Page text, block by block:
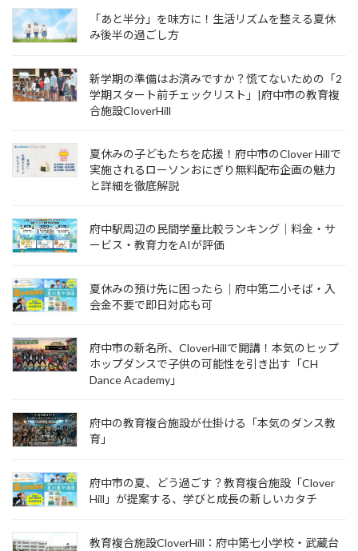
「あと半分」を味方に！生活リズムを整える夏休
み後半の過ごし方
新学期の準備はお済みですか？慌てないための「2
学期スタート前チェックリスト」|府中市の教育複
合施設CloverHill
夏休みの子どもたちを応援！府中市のClover Hillで
実施されるローソンおにぎり無料配布企画の魅力
と詳細を徹底解説
府中駅周辺の民間学童比較ランキング｜料金・サ
ービス・教育力をAIが評価
夏休みの預け先に困ったら｜府中第二小そば・入
会金不要で即日対応も可
府中市の新名所、CloverHillで開講！本気のヒップ
ホップダンスで子供の可能性を引き出す「CH
Dance Academy」
府中の教育複合施設が仕掛ける「本気のダンス教
育」
府中市の夏、どう過ごす？教育複合施設「Clover
Hill」が提案する、学びと成長の新しいカタチ
教育複合施設CloverHill：府中第七小学校・武蔵台